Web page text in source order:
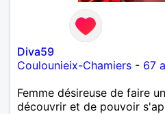
Diva59
Coulounieix-Chamiers - 67
Femme désireuse de faire
découvrir et de pouvoir